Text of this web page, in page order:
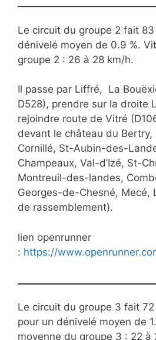
Le circuit du groupe 2 fait
dénivelé moyen de 0.9 %.
groupe 2 : 26 à 28 km/h.
Il passe par Liffré, La
D528), prendre sur la droite
rejoindre route de Vitré
devant le château du Bertry,
Cornillé, St-Aubin-des-
Champeaux, Val-d’Izé, St-
Montreuil-des-landes,
Georges-de-Chesné, Mecé,
de rassemblement).
lien openrunner
: https://
Le circuit du groupe 3 fait
pour un dénivelé moyen de
moyenne du groupe 3 : 22 à